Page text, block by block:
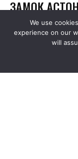
We use
experience on our
will